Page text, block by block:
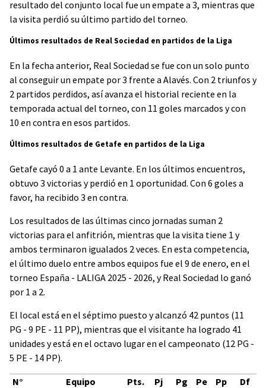
resultado del conjunto local fue un empate a 3, mientras que
la visita perdió su último partido del torneo.
Últimos resultados de Real Sociedad en partidos de la Liga
En la fecha anterior, Real Sociedad se fue con un solo punto
al conseguir un empate por 3 frente a Alavés. Con 2 triunfos y
2 partidos perdidos, así avanza el historial reciente en la
temporada actual del torneo, con 11 goles marcados y con
10 en contra en esos partidos.
Últimos resultados de Getafe en partidos de la Liga
Getafe cayó 0 a 1 ante Levante. En los últimos encuentros,
obtuvo 3 victorias y perdió en 1 oportunidad. Con 6 goles a
favor, ha recibido 3 en contra.
Los resultados de las últimas cinco jornadas suman 2
victorias para el anfitrión, mientras que la visita tiene 1 y
ambos terminaron igualados 2 veces. En esta competencia,
el último duelo entre ambos equipos fue el 9 de enero, en el
torneo España - LALIGA 2025 - 2026, y Real Sociedad lo ganó
por 1 a 2.
El local está en el séptimo puesto y alcanzó 42 puntos (11
PG - 9 PE - 11 PP), mientras que el visitante ha logrado 41
unidades y está en el octavo lugar en el campeonato (12 PG -
5 PE - 14 PP).
N°
Equipo Pts. Pj Pg Pe Pp Df